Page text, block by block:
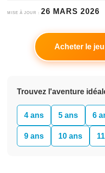
MISE À JOUR : 26 MARS 2026
Acheter le
Trouvez l'aventure
4 ans 5 ans 6
9 ans 10 ans